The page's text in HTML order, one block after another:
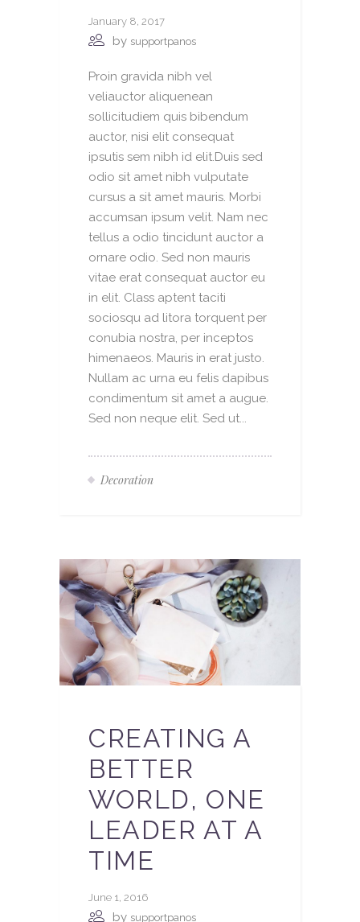
January 8, 2017
by supportpanos
Proin gravida nibh vel
veliauctor aliquenean
sollicitudiem quis bibendum
auctor, nisi elit consequat
ipsutis sem nibh id elit.Duis sed
odio sit amet nibh vulputate
cursus a sit amet mauris. Morbi
accumsan ipsum velit. Nam nec
tellus a odio tincidunt auctor a
ornare odio. Sed non mauris
vitae erat consequat auctor eu
in elit. Class aptent taciti
sociosqu ad litora torquent per
conubia nostra, per inceptos
himenaeos. Mauris in erat justo.
Nullam ac urna eu felis dapibus
condimentum sit amet a augue.
Sed non neque elit. Sed ut...
Decoration
CREATING A
BETTER
WORLD, ONE
LEADER AT A
TIME
June 1, 2016
by supportpanos